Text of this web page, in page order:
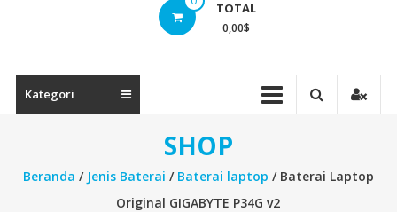
id.com
TOTAL
0,00$
Kategori
SHOP
Beranda / Jenis Baterai / Baterai laptop / Baterai Laptop
Original GIGABYTE P34G v2